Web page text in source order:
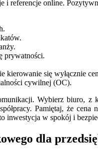
i referencje online.
prywatności.
kierowanie się wyłącznie
cywilnej (OC).
Wybierz biuro,
Pamiętaj, że
inwestycja w spokój i
dla